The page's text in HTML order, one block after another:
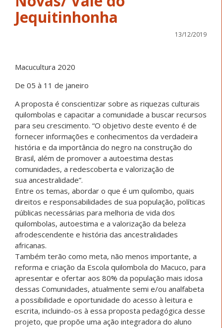
Jequitinhonha
13/12/2019
Macucultura 2020
De 05 à 11 de janeiro
A proposta é conscientizar sobre as riquezas culturais
quilombolas e capacitar a comunidade a buscar recursos
para seu crescimento. “O objetivo deste evento é de
fornecer informações e conhecimentos da verdadeira
história e da importância do negro na construção do
Brasil, além de promover a autoestima destas
comunidades, a redescoberta e valorização de
sua ancestralidade”.
Entre os temas, abordar o que é um quilombo, quais
direitos e responsabilidades de sua população, políticas
públicas necessárias para melhoria de vida dos
quilombolas, autoestima e a valorização da beleza
afrodescendente e história das ancestralidades
africanas.
Também terão como meta, não menos importante, a
reforma e criação da Escola quilombola do Macuco, para
apresentar e ofertar aos 80% da população mais idosa
dessas Comunidades, atualmente semi e/ou analfabeta
a possibilidade e oportunidade do acesso à leitura e
escrita, incluindo-os à essa proposta pedagógica desse
projeto, que propõe uma ação integradora do aluno